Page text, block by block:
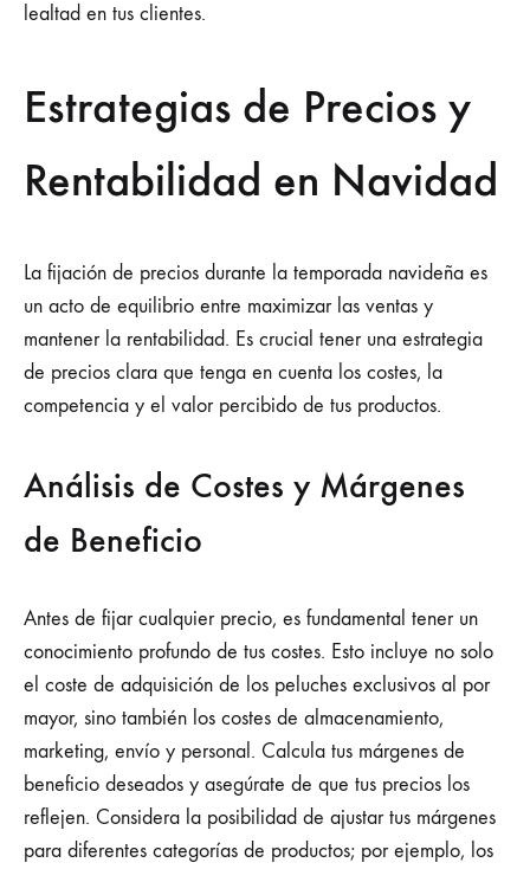
lealtad en tus clientes.
Estrategias de Precios y
Rentabilidad en Navidad
La fijación de precios durante la temporada navideña es
un acto de equilibrio entre maximizar las ventas y
mantener la rentabilidad. Es crucial tener una estrategia
de precios clara que tenga en cuenta los costes, la
competencia y el valor percibido de tus productos.
Análisis de Costes y Márgenes
de Beneficio
Antes de fijar cualquier precio, es fundamental tener un
conocimiento profundo de tus costes. Esto incluye no solo
el coste de adquisición de los peluches exclusivos al por
mayor, sino también los costes de almacenamiento,
marketing, envío y personal. Calcula tus márgenes de
beneficio deseados y asegúrate de que tus precios los
reflejen. Considera la posibilidad de ajustar tus márgenes
para diferentes categorías de productos; por ejemplo, los